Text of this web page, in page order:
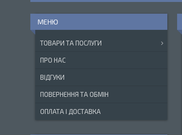
ТОВАРИ ТА ПОСЛУГИ
ПРО НАС
ВІДГУКИ
ПОВЕРНЕННЯ ТА ОБМІН
ОПЛАТА І ДОСТАВКА